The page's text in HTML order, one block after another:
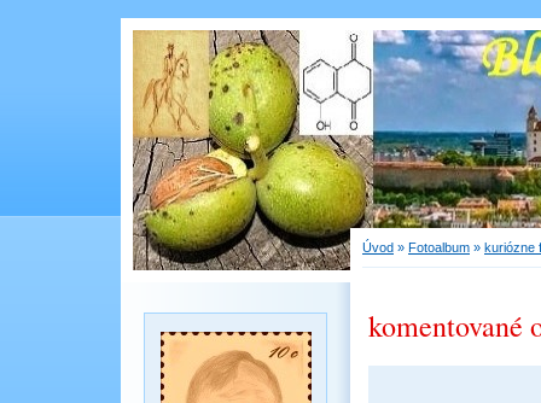
Úvod » Fotoalbum » kuriózne
komentované